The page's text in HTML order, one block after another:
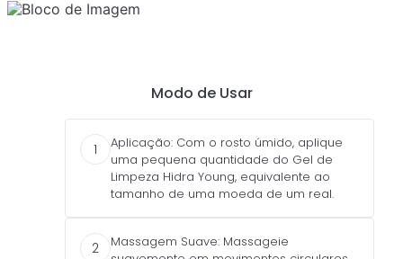
Modo de Usar
1
Aplicação: Com o rosto úmido, aplique
uma pequena quantidade do Gel de
Limpeza Hidra Young, equivalente ao
tamanho de uma moeda de um real.
2
Massagem Suave: Massageie